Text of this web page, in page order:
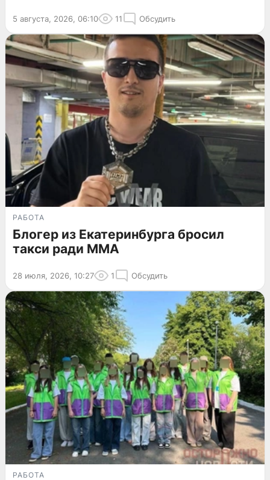
5 августа, 2026, 06:10 11 Обсудить
РАБОТА
Блогер из Екатеринбурга бросил
такси ради MMA
28 июля, 2026, 10:27 1 Обсудить
РАБОТА